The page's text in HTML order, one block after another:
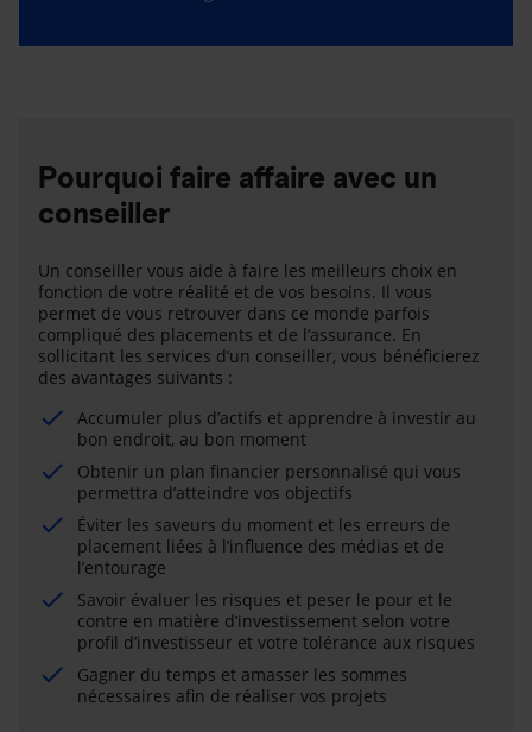
Pourquoi faire affaire avec un
conseiller
Un conseiller vous aide à faire les meilleurs choix en
fonction de votre réalité et de vos besoins. Il vous
permet de vous retrouver dans ce monde parfois
compliqué des placements et de l’assurance. En
sollicitant les services d’un conseiller, vous bénéficierez
des avantages suivants :
Accumuler plus d’actifs et apprendre à investir au
bon endroit, au bon moment
Obtenir un plan financier personnalisé qui vous
permettra d’atteindre vos objectifs
Éviter les saveurs du moment et les erreurs de
placement liées à l’influence des médias et de
l’entourage
Savoir évaluer les risques et peser le pour et le
contre en matière d’investissement selon votre
profil d’investisseur et votre tolérance aux risques
Gagner du temps et amasser les sommes
nécessaires afin de réaliser vos projets